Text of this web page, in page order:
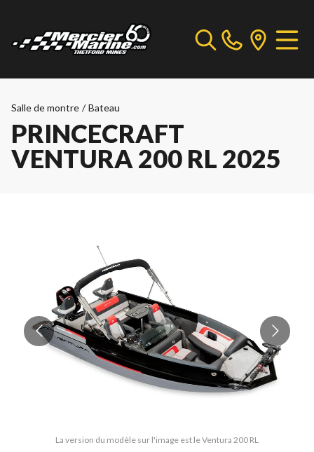
Salle de montre / Bateau
PRINCECRAFT
VENTURA 200 RL 2025
La version du modèle sur l'image est le Ventura 200 RL